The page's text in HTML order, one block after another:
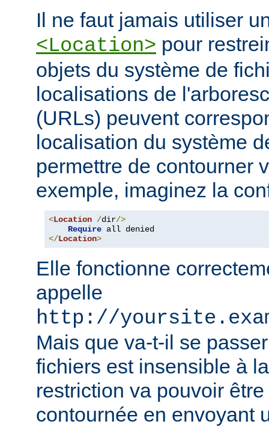
Il ne faut jamais utiliser
<Location> pour
objets du système de
localisations de
(URLs) peuvent
localisation du système
permettre de contourner
exemple, imaginez la
<Location /dir/>
Require
</Location>
Elle fonctionne
appelle
http://
Mais que va-t-il se
fichiers est insensible à
restriction va pouvoir
contournée en envoyant